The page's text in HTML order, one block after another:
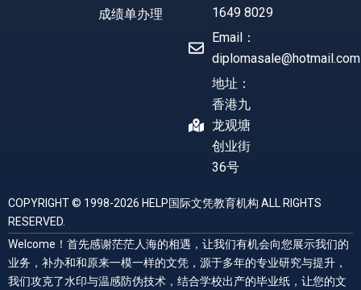
成绩单办理
1649 8029
Email：
diplomasale@hotmail.com
地址：
香港九
龙观塘
创业街
36号
COPYRIGHT © 1998-2026 HELP国际文凭教育机构 ALL RIGHTS
RESERVED.
Welcome！首先感谢茫茫人海的相遇，让我们有机会向您展示我们的
业务，补办和和原来一模一样的文凭，源于多年的专业研究与提升，
我们攻克了水印与温感防伪技术，结合学校出产的毕业纸，让您的文